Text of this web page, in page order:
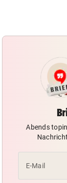
Abends
E-Mail